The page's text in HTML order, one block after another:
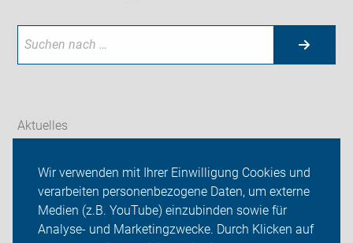
Wir verwenden mit Ihrer Einwilligung Cookies und
verarbeiten personenbezogene Daten, um externe
Medien (z.B. YouTube) einzubinden sowie für
Analyse- und Marketingzwecke. Durch Klicken auf
Aktuelles
Radtouren
ADFC Vechta